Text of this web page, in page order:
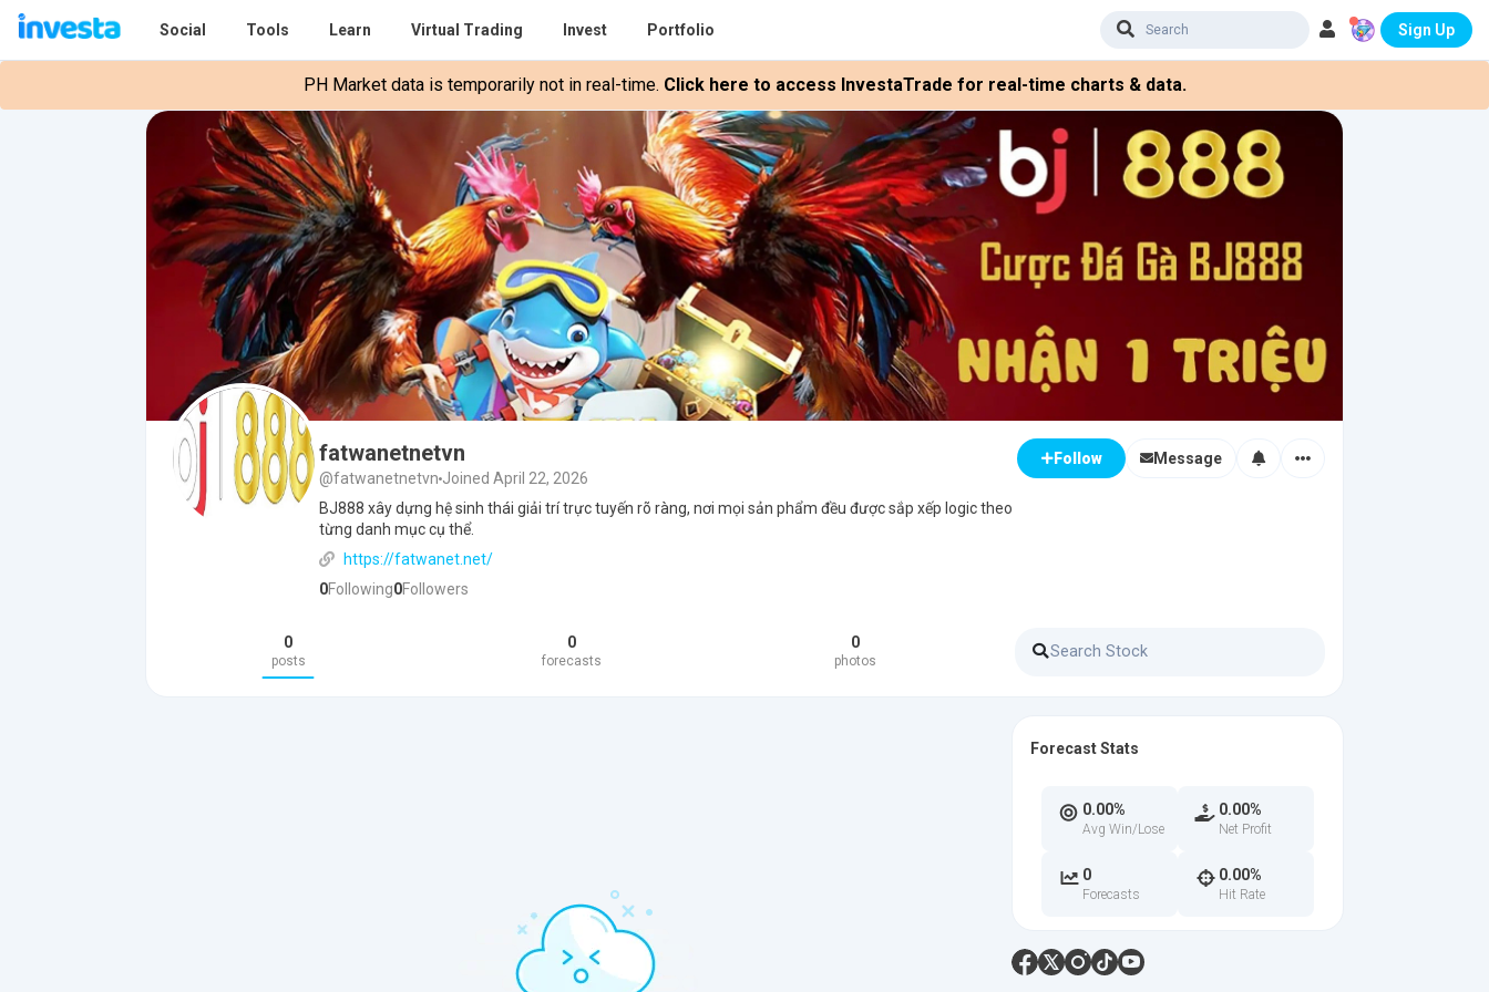
Social Tools Learn Virtual Trading Invest Portfolio Sign Up
PH Market data is temporarily not in real-time. Click here to access InvestaTrade for real-time charts & data.
fatwanetnetvn
@fatwanetnetvn Joined April 22, 2026
BJ888 xây dựng hệ sinh thái giải trí trực tuyến rõ ràng, nơi mọi sản phẩm đều được sắp xếp logic theo
từng danh mục cụ thể.
https://fatwanet.net/
0Following0Followers
Follow Message
0
posts
0
forecasts
0
photos
Forecast Stats
0.00%
Avg Win/Lose
0.00%
Net Profit
0
Forecasts
0.00%
Hit Rate